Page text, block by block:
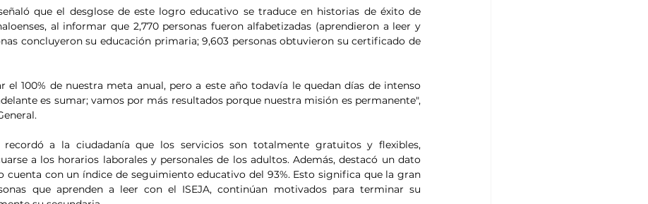
que el desglose de este logro educativo se traduce en historias de éxito de
al informar que 2,770 personas fueron alfabetizadas (aprendieron a leer y
concluyeron su educación primaria; 9,603 personas obtuvieron su certificado de
el 100% de nuestra meta anual, pero a este año todavía le quedan días de intenso
es sumar; vamos por más resultados porque nuestra misión es permanente",
a la ciudadanía que los servicios son totalmente gratuitos y flexibles,
a los horarios laborales y personales de los adultos. Además, destacó un dato
cuenta con un índice de seguimiento educativo del 93%. Esto significa que la gran
que aprenden a leer con el ISEJA, continúan motivados para terminar su